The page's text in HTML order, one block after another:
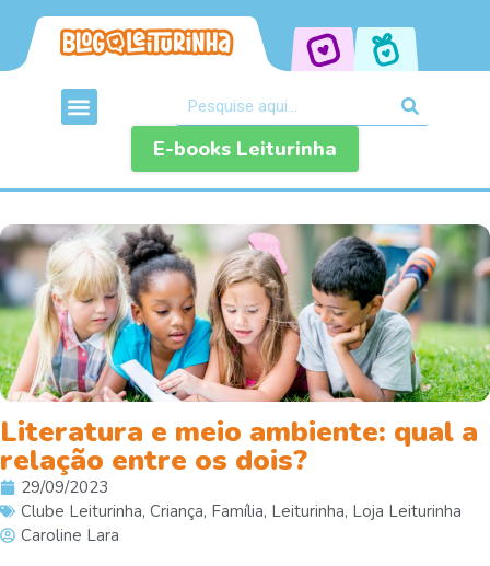
E-books Leiturinha
Literatura e meio ambiente: qual a
relação entre os dois?
29/09/2023
Clube Leiturinha, Criança, Família, Leiturinha, Loja Leiturinha
Caroline Lara